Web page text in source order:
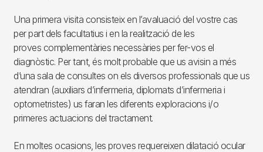
Una primera visita consisteix en l’avaluació del vostre cas
per part dels facultatius i en la realització de les
proves complementàries necessàries per fer-vos el
diagnòstic. Per tant, és molt probable que us avisin a més
d’una sala de consultes on els diversos professionals que us
atendran (auxiliars d’infermeria, diplomats d’infermeria i
optometristes) us faran les diferents exploracions i/o
primeres actuacions del tractament.
En moltes ocasions, les proves requereixen dilatació ocular